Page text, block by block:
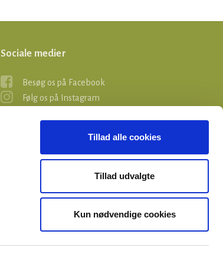
Tillad alle cookies
Tillad udvalgte
Kun nødvendige cookies
Sociale medier
Besøg os på Facebook
Følg os på Instagram